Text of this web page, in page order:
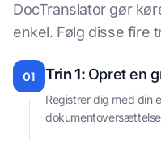
DocTranslator gør
enkel. Følg disse fire
01 Trin 1: Opret en
Registrer dig med din